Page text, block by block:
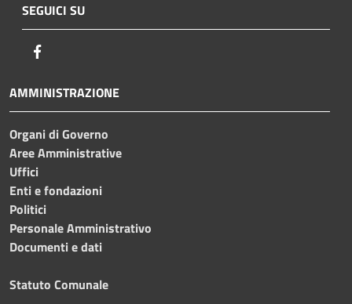
SEGUICI SU
AMMINISTRAZIONE
Organi di Governo
Aree Amministrative
Uffici
Enti e fondazioni
Politici
Personale Amministrativo
Documenti e dati
Statuto Comunale